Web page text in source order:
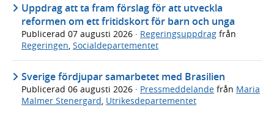
Uppdrag att ta fram förslag för att utveckla
reformen om ett fritidskort för barn och unga
Publicerad 07 augusti 2026 · Regeringsuppdrag från
Regeringen Socialdepartementet
Sverige fördjupar samarbetet med Brasilien
Publicerad 06 augusti 2026 · Pressmeddelande från Maria
Malmer Stenergard, Utrikesdepartementet